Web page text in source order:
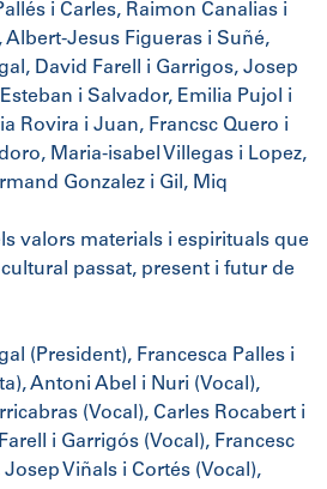
i Carles, Raimon Canalias i
Jesus Figueras i Suñé,
David Farell i Garrigos, Josep
i Salvador, Emilia Pujol i
Rovira i Juan, Francsc Quero i
Maria-isabel Villegas i Lopez,
Gonzalez i Gil, Miq
valors materials i espirituals que
passat, present i futur de
(President), Francesca Palles i
Antoni Abel i Nuri (Vocal),
(Vocal), Carles Rocabert i
i Garrigós (Vocal), Francesc
Viñals i Cortés (Vocal),